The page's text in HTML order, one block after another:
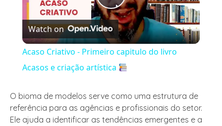
Play
Video
Watch on
Acaso Criativo - Primeiro capitulo do livro
Acasos e criação artística
O bioma de modelos serve como uma estrutura de
referência para as agências e profissionais do setor.
Ele ajuda a identificar as tendências emergentes e a